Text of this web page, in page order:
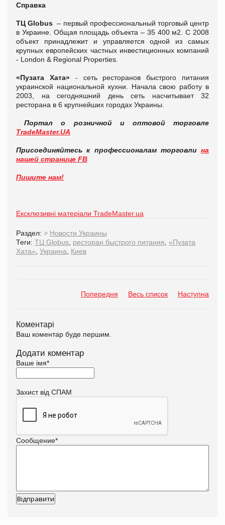
Справка
ТЦ Globus – первый профессиональный торговый центр
в Украине. Общая площадь объекта – 35 400 м2. С 2008
объект принадлежит и управляется одной из самых
крупных европейских частных инвестиционных компаний
- London & Regional Properties.
«Пузата Хата»- сеть ресторанов быстрого питания
украинской национальной кухни. Начала свою работу в
2003, на сегодняшний день сеть насчитывает 32
ресторана в 6 крупнейших городах Украины.
Портал о розничной и оптовой торговле
TradeMaster.UA
Присоединяйтесь к профессионалам торговли на
нашей странице FB
Пишите нам!
Ексклюзивні матеріали TradeMaster.ua
Раздел: > Новости Украины
Теги: ТЦ Globus ресторан быстрого питания «Пузата
Хата» Украина Киев
Попередня Весь список Наступна
Коментарі
Ваш коментар буде першим.
Додати коментар
Ваше імя*
Захист від СПАМ
Сообщение*